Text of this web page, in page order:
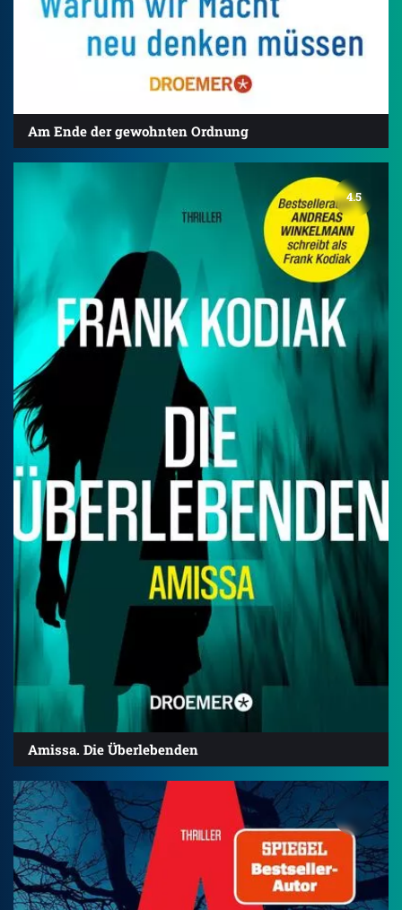
Am Ende der gewohnten Ordnung
4.5
Amissa. Die Überlebenden